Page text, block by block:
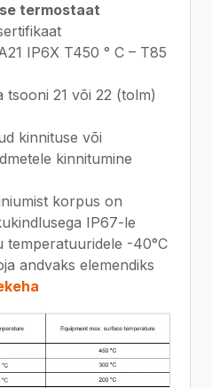
termostaat
IP6X T450 ° C – T85
tsooni 21 või 22 (tolm)
kinnituse või
kinnitumine
korpus on
IP67-le
temperatuuridele -40°C
andvaks elemendiks